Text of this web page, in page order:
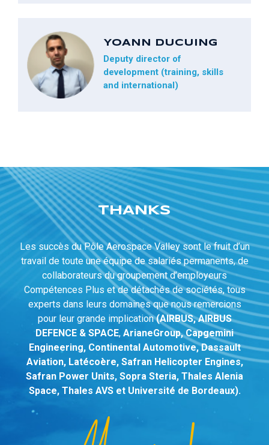
YOANN DUCUING
Deputy director of
development (training, skills
and international)
THANKS
Les succès du Pôle Aerospace Valley sont le fruit d’un
travail de toute une équipe de salariés permanents, de
collaborateurs du groupement d’employeurs
Compétences Plus et de détachés de sociétés, tous
experts dans leurs domaines que nous remercions
pour leur grande implication(AIRBUS,AIRBUS
DEFENCE & SPACE, ArianeGroup, Capgemini
Engineering, Continental Automotive, Dassault
Aviation, Latécoère, Safran Helicopter Engines,
Safran Power Units, Sopra Steria, Thales Alenia
Space, Thales AVS et Université de Bordeaux).